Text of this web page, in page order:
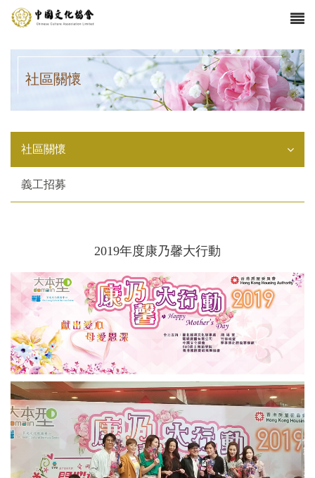
社區關懷
社區關懷
義工招募
2019年度康乃馨大行動